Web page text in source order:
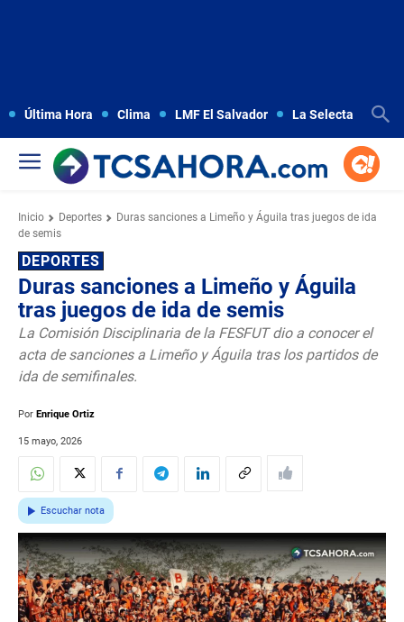
Última Hora Clima LMF El Salvador La Selecta
Inicio Deportes
Duras sanciones a Limeño y Águila tras juegos de ida
de semis
DEPORTES
Duras sanciones a Limeño y Águila
tras juegos de ida de semis
La Comisión Disciplinaria de la FESFUT dio a conocer el
acta de sanciones a Limeño y Águila tras los partidos de
ida de semifinales.
Por Enrique Ortiz
15 mayo, 2026
Escuchar nota